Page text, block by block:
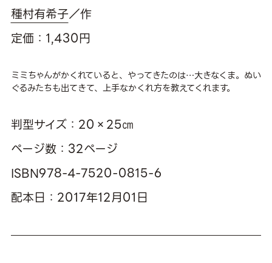
種村有希子／作
定価：1,430円
ミミちゃんがかくれていると、やってきたのは…大きなくま。ぬい
ぐるみたちも出てきて、上手なかくれ方を教えてくれます。
判型サイズ：20×25㎝
ページ数：32ページ
ISBN978-4-7520-0815-6
配本日：2017年12月01日